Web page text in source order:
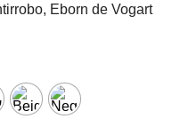
Eborn de Vogart